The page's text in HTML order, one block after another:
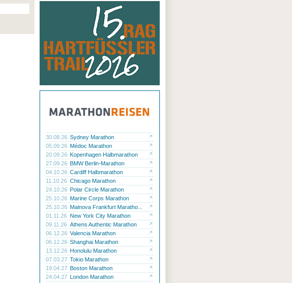
30.08.26 Sydney Marathon
05.09.26 Médoc Marathon
20.09.26 Kopenhagen Halbmarathon
27.09.26 BMW Berlin-Marathon
04.10.26 Cardiff Halbmarathon
11.10.26 Chicago Marathon
24.10.26 Polar Circle Marathon
25.10.26 Marine Corps Marathon
25.10.26 Mainova Frankfurt Maratho...
01.11.26 New York City Marathon
09.11.26 Athens Authentic Marathon
06.12.26 Valencia Marathon
06.12.26 Shanghai Marathon
13.12.26 Honolulu Marathon
07.03.27 Tokio Marathon
19.04.27 Boston Marathon
24.04.27 London Marathon